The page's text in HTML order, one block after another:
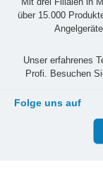
über 15.000
Unser erfahrenes
Profi. Besuchen
Folge uns auf